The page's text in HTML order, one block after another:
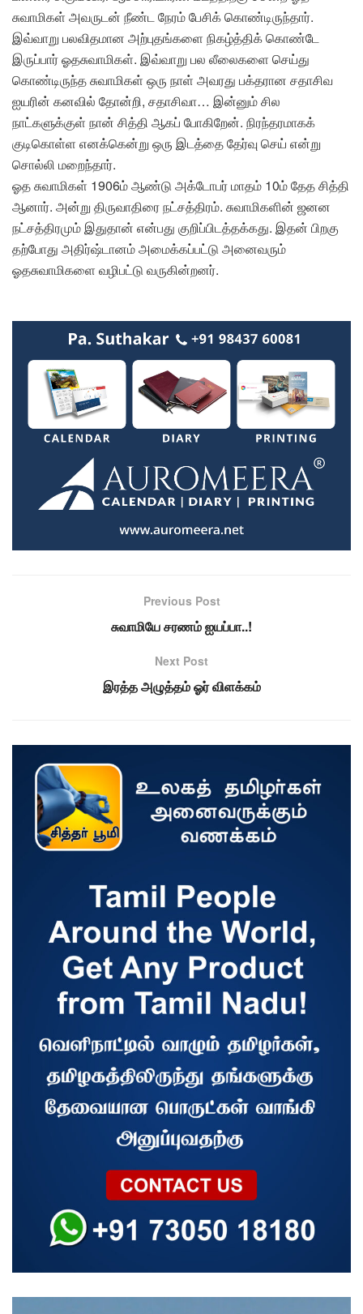
சுவாமிகள் அவருடன் நீண்ட நேரம் பேசிக் கொண்டிருந்தார்.
இவ்வாறு பலவிதமான அற்புதங்களை நிகழ்த்திக் கொண்டே
இருப்பார் ஓதசுவாமிகள். இவ்வாறு பல லீலைகளை செய்து
கொண்டிருந்த சுவாமிகள் ஒரு நாள் அவரது பக்தரான சதாசிவ
ஐயரின் கனவில் தோன்றி, சதாசிவா… இன்னும் சில
நாட்களுக்குள் நான் சித்தி ஆகப் போகிறேன். நிரந்தரமாகக்
குடிகொள்ள எனக்கென்று ஒரு இடத்தை தேர்வு செய் என்று
சொல்லி மறைந்தார்.
ஓத சுவாமிகள் 1906ம் ஆண்டு அக்டோபர் மாதம் 10ம் தேத சித்தி
ஆனார். அன்று திருவாதிரை நட்சத்திரம். சுவாமிகளின் ஜனன
நட்சத்திரமும் இதுதான் என்பது குறிப்பிடத்தக்கது. இதன் பிறகு
தற்போது அதிர்ஷ்டானம் அமைக்கப்பட்டு அனைவரும்
ஓதசுவாமிகளை வழிபட்டு வருகின்றனர்.
Previous Post
சுவாமியே சரணம் ஐயப்பா..!
Next Post
இரத்த அழுத்தம் ஓர் விளக்கம்